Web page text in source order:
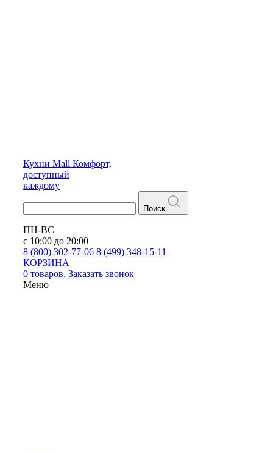
Кухни Mall Комфорт,
доступный
каждому
Поиск
ПН-ВС
с 10:00 до 20:00
8 (800) 302-77-06 8 (499) 348-15-11
КОРЗИНА
0 товаров. Заказать звонок
Меню